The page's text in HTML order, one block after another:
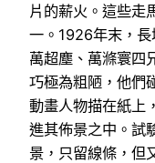
片的薪火。這些走
一。1926年末，長
萬超塵、萬滌寰四
巧極為粗陋，他們
動畫人物描在紙上
進其佈景之中。試
景，只留線條，但